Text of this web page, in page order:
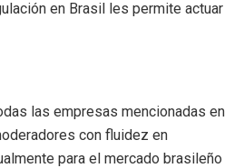
en Brasil les permite actuar
las empresas mencionadas en
con fluidez en
para el mercado brasileño